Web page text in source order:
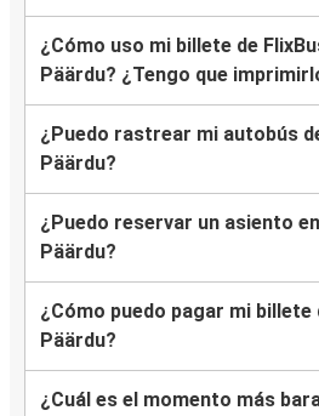
¿Cómo uso mi billete de
Päärdu? ¿Tengo que
¿Puedo rastrear mi autobús
Päärdu?
¿Puedo reservar un asiento
Päärdu?
¿Cómo puedo pagar mi billete
Päärdu?
¿Cuál es el momento más